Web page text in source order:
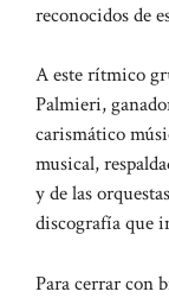
reconocidos de
A este rítmico
Palmieri,
carismático
musical,
y de las
discografía que
Para cerrar con